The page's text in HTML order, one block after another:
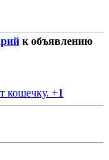
к объявлению
кошечку. +1